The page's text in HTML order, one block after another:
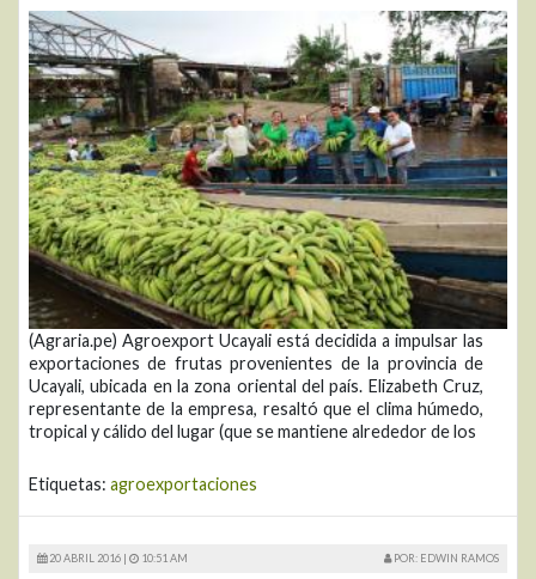
(Agraria.pe) Agroexport Ucayali está decidida a impulsar las
exportaciones de frutas provenientes de la provincia de
Ucayali, ubicada en la zona oriental del país. Elizabeth Cruz,
representante de la empresa, resaltó que el clima húmedo,
tropical y cálido del lugar (que se mantiene alrededor de los
Etiquetas: agroexportaciones
20 ABRIL 2016 | 10:51 AM POR: EDWIN RAMOS